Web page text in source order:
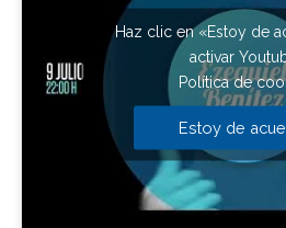
Haz clic en «Estoy de
activar
Política de
Estoy de